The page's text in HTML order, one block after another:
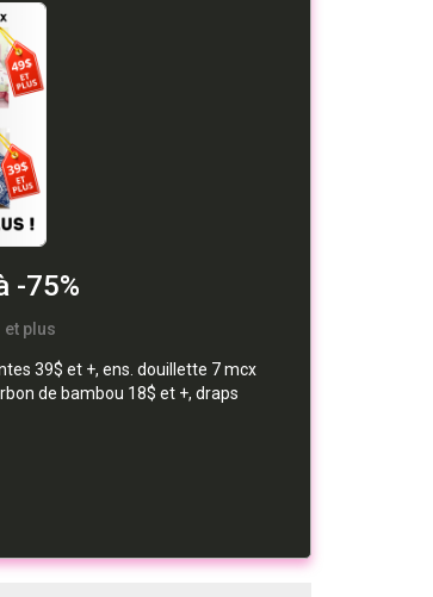
-75%
et plus
39$ et +, ens. douillette 7 mcx
de bambou 18$ et +, draps